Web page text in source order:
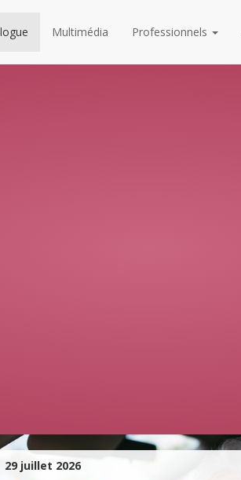
Multimédia Professionnels
29 juillet 2026